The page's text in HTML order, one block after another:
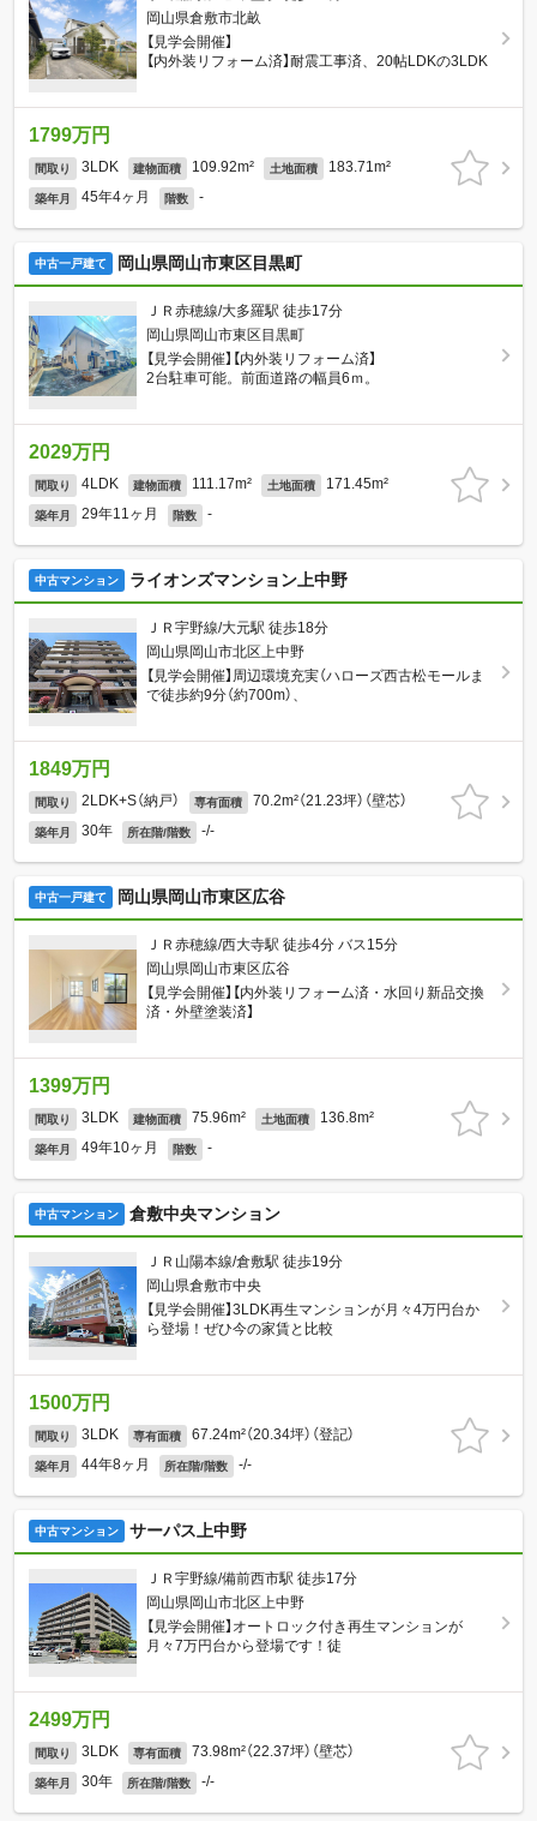
岡山県倉敷市北畝
【見学会開催】
【内外装リフォーム済】耐震工事済、20帖LDKの3LDK
1799万円
間取り 3LDK 建物面積 109.92m² 土地面積 183.71m²
築年月 45年4ヶ月 階数 -
中古一戸建て 岡山県岡山市東区目黒町
ＪＲ赤穂線/大多羅駅 徒歩17分
岡山県岡山市東区目黒町
【見学会開催】【内外装リフォーム済】
2台駐車可能。前面道路の幅員6ｍ。
2029万円
間取り 4LDK 建物面積 111.17m² 土地面積 171.45m²
築年月 29年11ヶ月 階数 -
中古マンション ライオンズマンション上中野
ＪＲ宇野線/大元駅 徒歩18分
岡山県岡山市北区上中野
【見学会開催】周辺環境充実（ハローズ西古松モールま
で徒歩約9分（約700m）、
1849万円
間取り 2LDK+S（納戸） 専有面積 70.2m²（21.23坪）（壁芯）
築年月 30年 所在階/階数 -/-
中古一戸建て 岡山県岡山市東区広谷
ＪＲ赤穂線/西大寺駅 徒歩4分 バス15分
岡山県岡山市東区広谷
【見学会開催】【内外装リフォーム済・水回り新品交換
済・外壁塗装済】
1399万円
間取り 3LDK 建物面積 75.96m² 土地面積 136.8m²
築年月 49年10ヶ月 階数 -
中古マンション 倉敷中央マンション
ＪＲ山陽本線/倉敷駅 徒歩19分
岡山県倉敷市中央
【見学会開催】3LDK再生マンションが月々4万円台か
ら登場！ぜひ今の家賃と比較
1500万円
間取り 3LDK 専有面積 67.24m²（20.34坪）（登記）
築年月 44年8ヶ月 所在階/階数 -/-
中古マンション サーパス上中野
ＪＲ宇野線/備前西市駅 徒歩17分
岡山県岡山市北区上中野
【見学会開催】オートロック付き再生マンションが
月々7万円台から登場です！徒
2499万円
間取り 3LDK 専有面積 73.98m²（22.37坪）（壁芯）
築年月 30年 所在階/階数 -/-